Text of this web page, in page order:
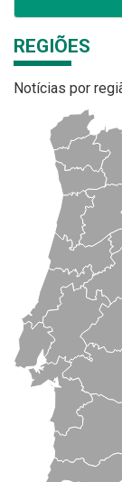
REGIÕES
Notícias por